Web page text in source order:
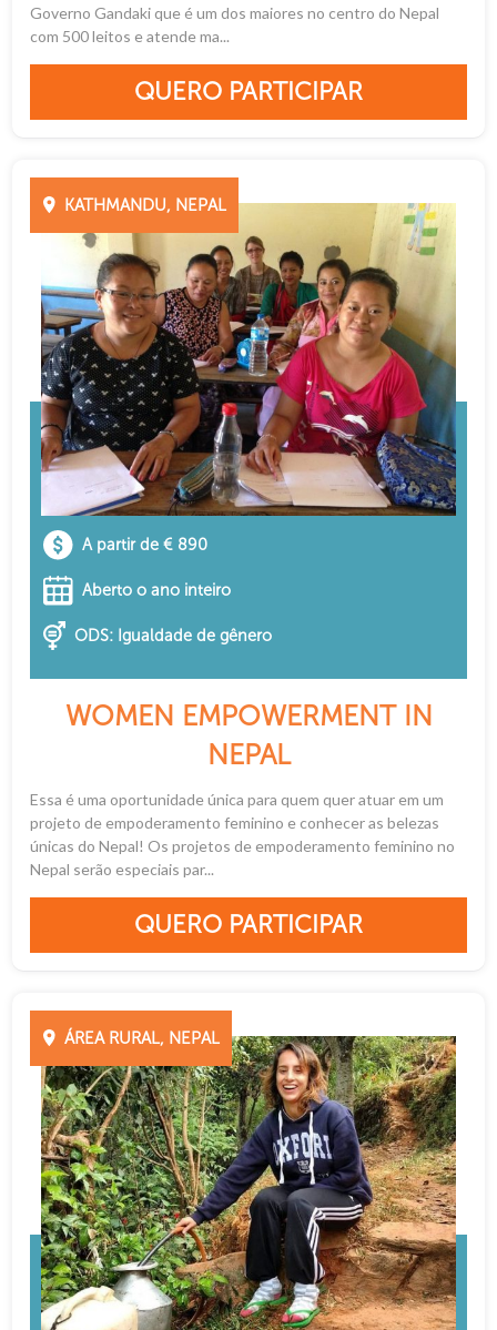
Governo Gandaki que é um dos maiores no centro do Nepal
com 500 leitos e atende ma...
QUERO PARTICIPAR
KATHMANDU, NEPAL
A partir de € 890
Aberto o ano inteiro
ODS: Igualdade de gênero
WOMEN EMPOWERMENT IN
NEPAL
Essa é uma oportunidade única para quem quer atuar em um
projeto de empoderamento feminino e conhecer as belezas
únicas do Nepal! Os projetos de empoderamento feminino no
Nepal serão especiais par...
QUERO PARTICIPAR
ÁREA RURAL, NEPAL